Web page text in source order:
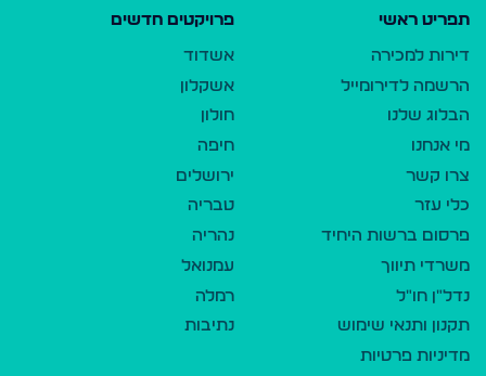
תפריט ראשי
דירות למכירה
הרשמה לדירומייל
הבלוג שלנו
מי אנחנו
צרו קשר
כלי עזר
פרסום ברשות היחיד
משרדי תיווך
נדל"ן חו"ל
תקנון ותנאי שימוש
מדיניות פרטיות
פרויקטים חדשים
אשדוד
אשקלון
חולון
חיפה
ירושלים
טבריה
נהריה
עמנואל
רמלה
נתיבות